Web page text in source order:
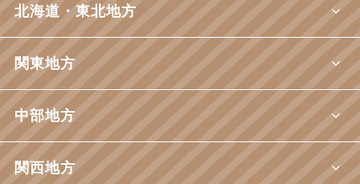
北海道・東北地方
関東地方
中部地方
関西地方